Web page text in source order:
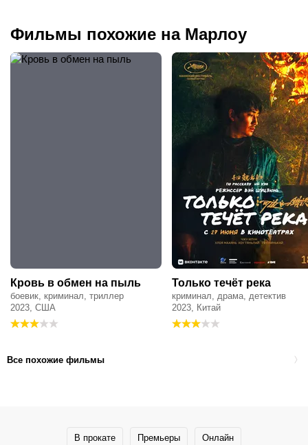
Фильмы похожие на Марлоу
Кровь в обмен на пыль
боевик, криминал, триллер
2023, США
Только течёт река
криминал, драма, детектив
2023, Китай
Все похожие фильмы
В прокате Премьеры Онлайн